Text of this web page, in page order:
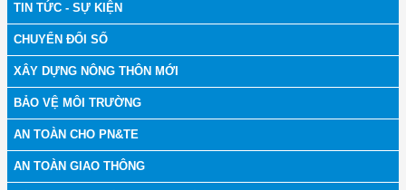
TIN TỨC - SỰ KIỆN
CHUYỂN ĐỔI SỐ
XÂY DỰNG NÔNG THÔN MỚI
BẢO VỆ MÔI TRƯỜNG
AN TOÀN CHO PN&TE
AN TOÀN GIAO THÔNG